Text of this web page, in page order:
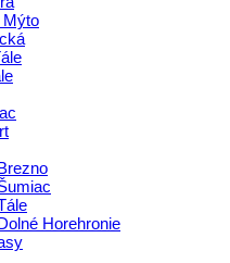
Mýto
Horehronie